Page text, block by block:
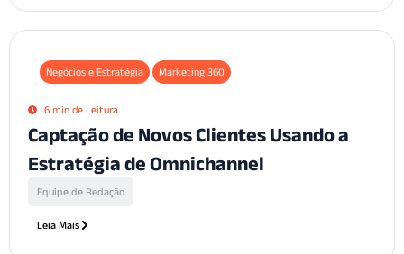
Negócios e Estratégia Marketing 360
6 min de Leitura
Captação de Novos Clientes Usando a
Estratégia de Omnichannel
Equipe de Redação
Leia Mais